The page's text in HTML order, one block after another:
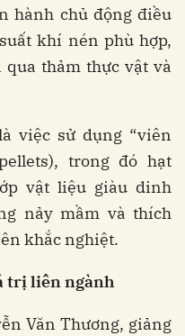
hành chủ động điều
khí nén phù hợp,
thảm thực vật và
việc sử dụng “viên
trong đó hạt
vật liệu giàu dinh
nảy mầm và thích
khắc nghiệt.
trị liên ngành
Văn Thương, giảng